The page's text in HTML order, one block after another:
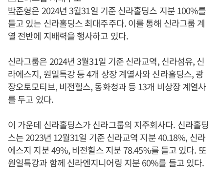
박준형은 2024년 3월31일 기준 신라홀딩스 지분 100%를
들고 있는 신라홀딩스 최대주주다. 이를 통해 신라그룹 계
열 전반에 지배력을 행사하고 있다.
신라그룹은 2024년 3월31일 기준 신라교역, 신라섬유, 신
라에스지, 원일특강 등 4개 상장 계열사와 신라홀딩스, 광
장오토모티브, 비전힐스, 동화청과 등 13개 비상장 계열사
를 두고 있다.
이 가운데 신라홀딩스가 신라그룹의 지주회사다. 신라홀딩
스는 2023년 12월31일 기준 신라교역 지분 40.18%, 신라
에스지 지분 49%, 비전힐스 지분 78.45%를 들고 있다. 또
원일특강과 함께 신라엔지니어링 지분 60%를 들고 있다.